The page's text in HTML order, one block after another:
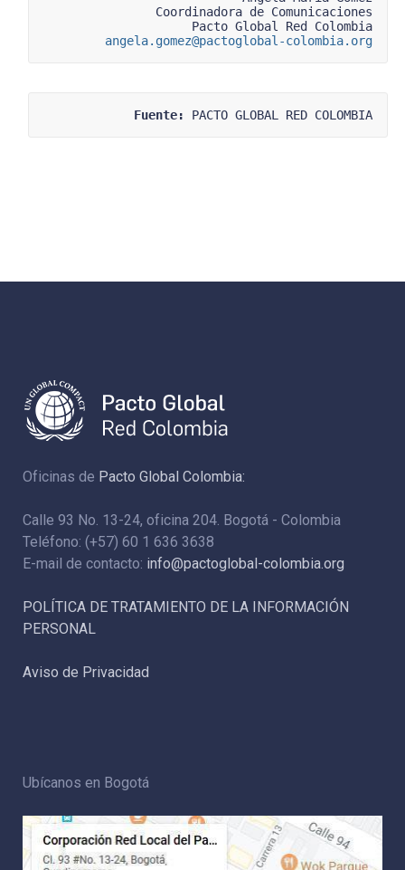
Coordinadora de Comunicaciones
Pacto Global Red Colombia
angela.gomez@pactoglobal-colombia.org
Fuente: PACTO GLOBAL RED COLOMBIA
Oficinas de Pacto Global Colombia:
Calle 93 No. 13-24, oficina 204. Bogotá - Colombia
Teléfono: (+57) 60 1 636 3638
E-mail de contacto: info@pactoglobal-colombia.org
POLÍTICA DE TRATAMIENTO DE LA INFORMACIÓN
PERSONAL
Aviso de Privacidad
Ubícanos en Bogotá